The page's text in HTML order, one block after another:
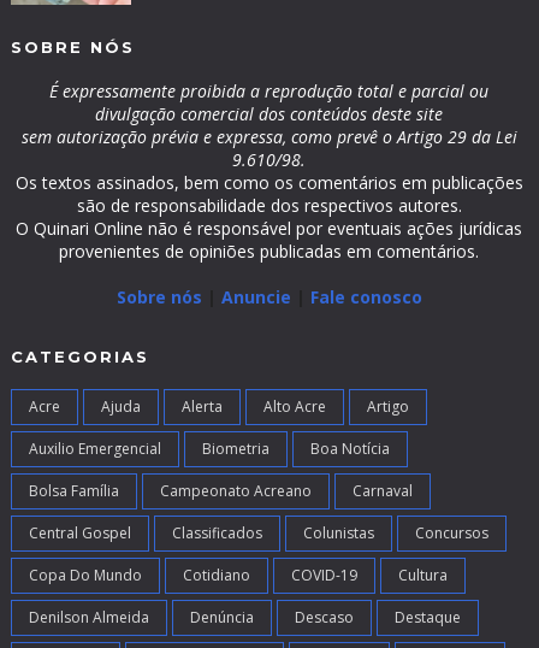
SOBRE NÓS
É expressamente proibida a reprodução total e parcial ou
divulgação comercial dos conteúdos deste site
sem autorização prévia e expressa, como prevê o Artigo 29 da Lei
9.610/98.
Os textos assinados, bem como os comentários em publicações
são de responsabilidade dos respectivos autores.
O Quinari Online não é responsável por eventuais ações jurídicas
provenientes de opiniões publicadas em comentários.
Sobre nós
Anuncie Fale conosco
CATEGORIAS
Acre Ajuda Alerta Alto Acre Artigo
Auxilio Emergencial Biometria Boa Notícia
Bolsa Família Campeonato Acreano Carnaval
Central Gospel Classificados Colunistas Concursos
Copa Do Mundo Cotidiano COVID-19 Cultura
Denilson Almeida Denúncia Descaso Destaque